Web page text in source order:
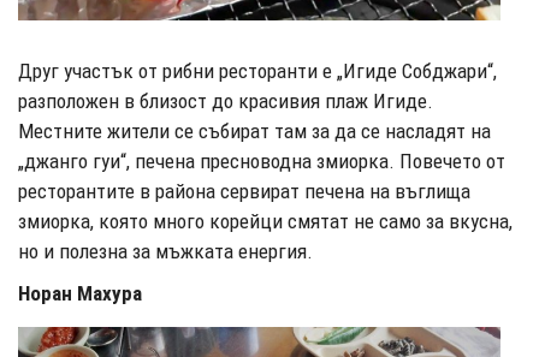
Друг участък от рибни ресторанти е „Игиде Собджари“,
разположен в близост до красивия плаж Игиде.
Местните жители се събират там за да се насладят на
„джанго гуи“, печена пресноводна змиорка. Повечето от
ресторантите в района сервират печена на въглища
змиорка, която много корейци смятат не само за вкусна,
но и полезна за мъжката енергия.
Норан Махура